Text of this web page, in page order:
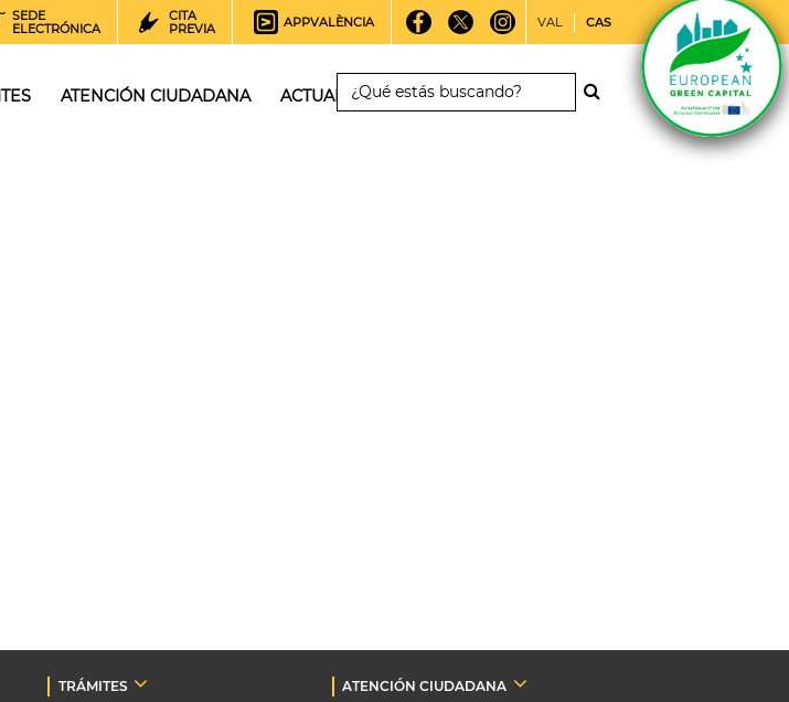
SEDE
ELECTRÓNICA
CITA
PREVIA
APPVALÈNCIA VAL CAS
ATENCIÓN CIUDADANA ACTUALIDAD
TRÁMITES
ATENCIÓN CIUDADANA